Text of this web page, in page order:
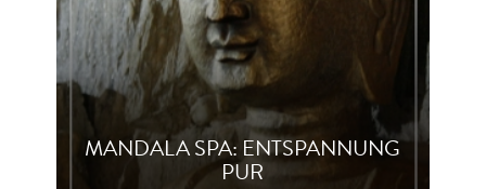
MANDALA SPA: ENTSPANNUNG
PUR